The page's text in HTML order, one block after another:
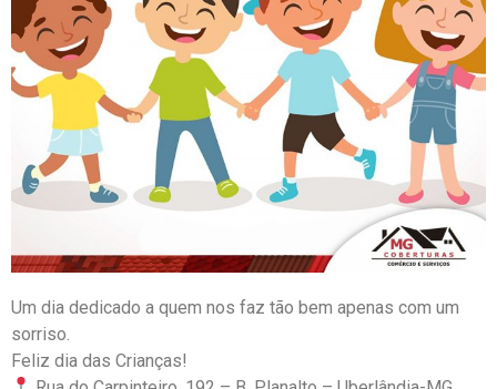
Um dia dedicado a quem nos faz tão bem apenas com um
sorriso.
Feliz dia das Crianças!